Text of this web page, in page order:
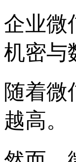
企业微
机密与
随着微
越高。